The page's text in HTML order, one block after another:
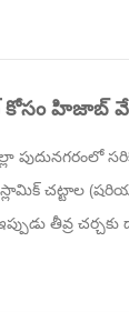
కోసం హిజాబ్
పుదునగరంలో
చట్టాల
తీవ్ర